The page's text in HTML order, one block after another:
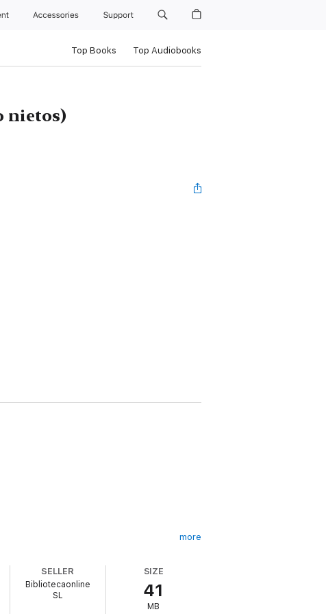
Accessories Support
Top Books Top Audiobooks
nietos)
more
SELLER
Bibliotecaonline
SL
SIZE
41
MB